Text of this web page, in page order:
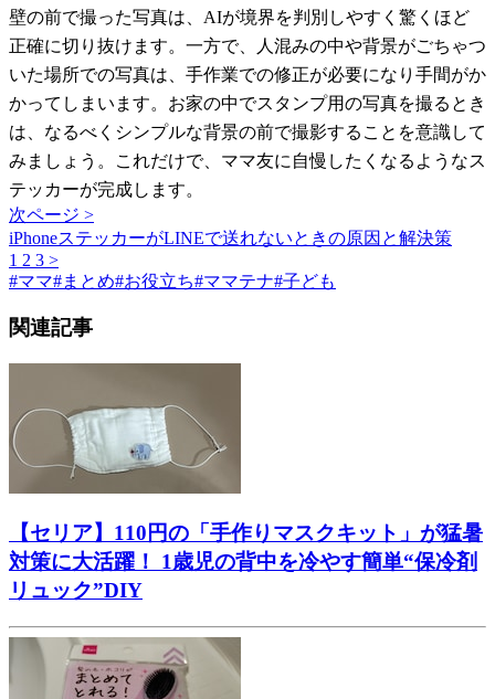
壁の前で撮った写真は、AIが境界を判別しやすく驚くほど
正確に切り抜けます。一方で、人混みの中や背景がごちゃつ
いた場所での写真は、手作業での修正が必要になり手間がか
かってしまいます。お家の中でスタンプ用の写真を撮るとき
は、なるべくシンプルな背景の前で撮影することを意識して
みましょう。これだけで、ママ友に自慢したくなるようなス
テッカーが完成します。
次ページ >
iPhoneステッカーがLINEで送れないときの原因と解決策
1 2 3 >
#ママ#まとめ#お役立ち#ママテナ#子ども
関連記事
【セリア】110円の「手作りマスクキット」が猛暑
対策に大活躍！ 1歳児の背中を冷やす簡単“保冷剤
リュック”DIY